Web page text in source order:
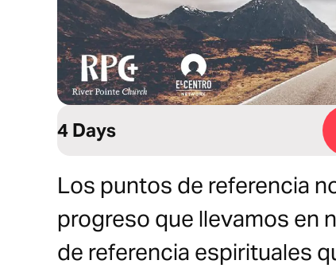
4 Days
Los puntos de referencia
progreso que llevamos en
de referencia espirituales